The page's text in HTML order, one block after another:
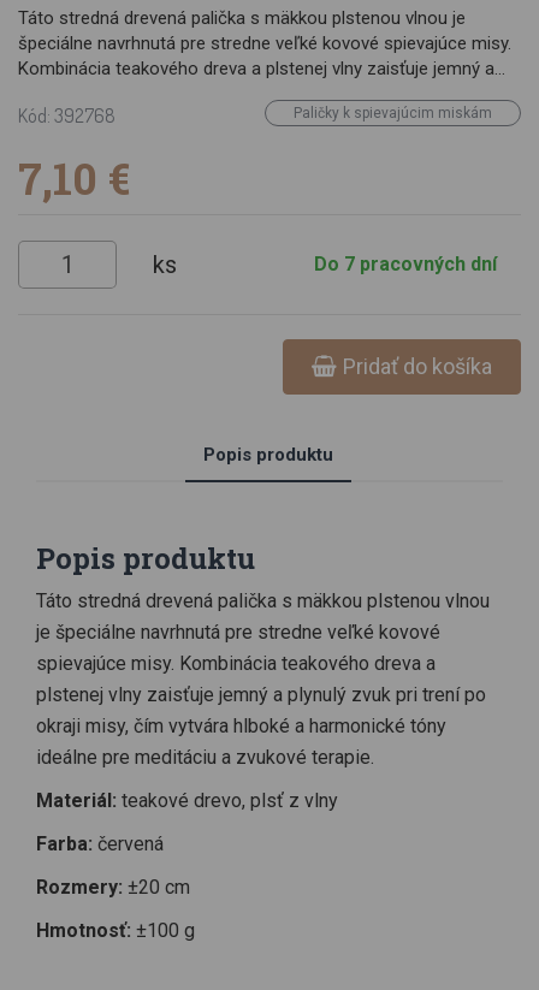
Táto stredná drevená palička s mäkkou plstenou vlnou je
špeciálne navrhnutá pre stredne veľké kovové spievajúce misy.
Kombinácia teakového dreva a plstenej vlny zaisťuje jemný a
harmonické tóny ideálne pre meditáciu a zvukové terapie.
cm Hmotnosť: ±100 g
Kód: 392768 Paličky k spievajúcim miskám
7,10 €
ks Do 7 pracovných dní
Pridať do košíka
Popis produktu
Popis produktu
Táto stredná drevená palička s mäkkou plstenou vlnou
je špeciálne navrhnutá pre stredne veľké kovové
spievajúce misy. Kombinácia teakového dreva a
plstenej vlny zaisťuje jemný a plynulý zvuk pri trení po
okraji misy, čím vytvára hlboké a harmonické tóny
ideálne pre meditáciu a zvukové terapie.
Materiál: teakové drevo, plsť z vlny
Farba: červená
Rozmery: ±20 cm
Hmotnosť: ±100 g